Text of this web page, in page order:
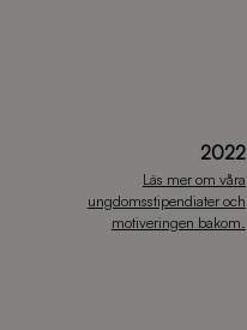
2022
Läs mer om våra
ungdomsstipendiater och
motiveringen bakom.